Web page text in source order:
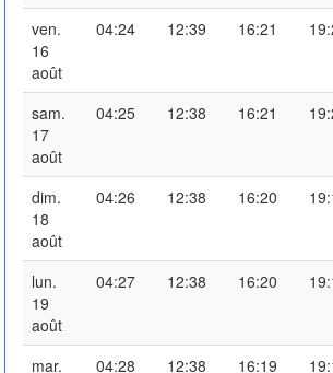
ven.
16
août
04:24 12:39 16:21
sam.
17
août
04:25 12:38 16:21
dim.
18
août
04:26 12:38 16:20
lun.
19
août
04:27 12:38 16:20
mar. 04:28 12:38 16:19